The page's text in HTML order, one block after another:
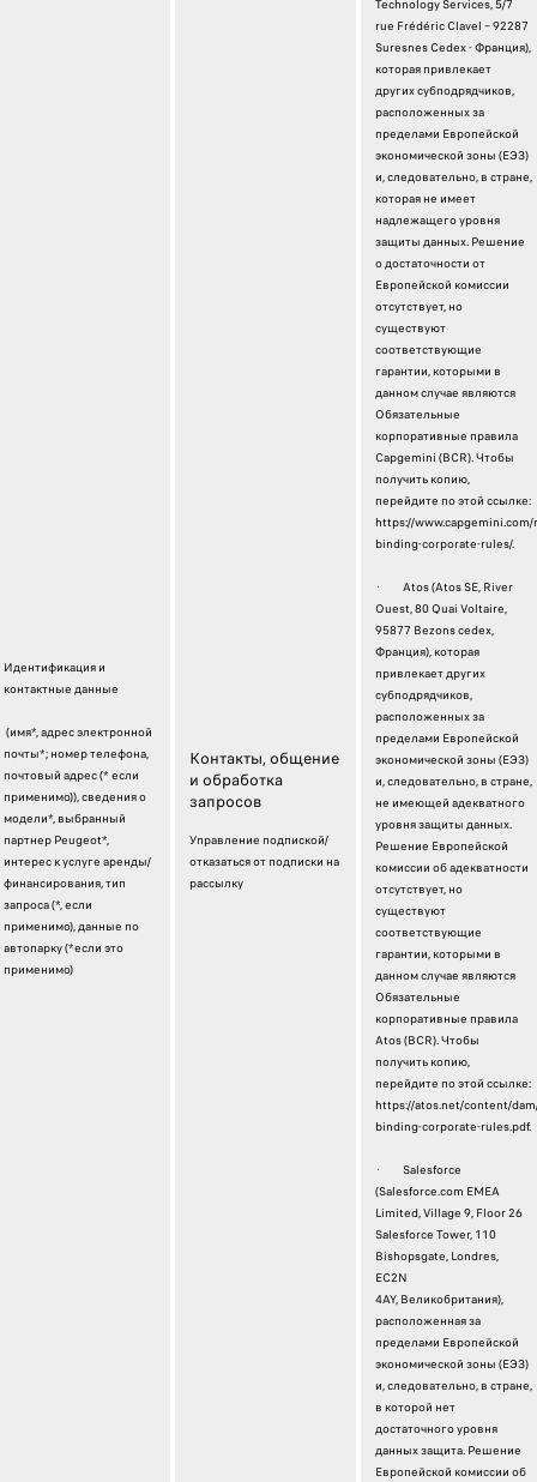
Идентификация и
контактные данные
(имя*, адрес электронной
почты*; номер телефона,
почтовый адрес (* если
применимо)), сведения о
модели*, выбранный
партнер Peugeot*,
интерес к услуге аренды/
финансирования, тип
запроса (*, если
применимо), данные по
автопарку (*если это
применимо)
Контакты, общение
и обработка
запросов
Управление подпиской/
отказаться от подписки на
рассылку
Technology Services, 5/7
rue Frédéric Clavel – 92287
Suresnes Cedex - Франция),
которая привлекает
других субподрядчиков,
расположенных за
пределами Европейской
экономической зоны (ЕЭЗ)
и, следовательно, в стране,
которая не имеет
надлежащего уровня
защиты данных. Решение
о достаточности от
Европейской комиссии
отсутствует, но
существуют
соответствующие
гарантии, которыми в
данном случае являются
Обязательные
корпоративные правила
Capgemini (BCR). Чтобы
получить копию,
перейдите по этой ссылке:
https://
binding-corporate-rules/.
· Atos (Atos SE, River
Ouest, 80 Quai Voltaire,
95877 Bezons cedex,
Франция), которая
привлекает других
субподрядчиков,
расположенных за
пределами Европейской
экономической зоны (ЕЭЗ)
и, следовательно, в стране,
не имеющей адекватного
уровня защиты данных.
Решение Европейской
комиссии об адекватности
отсутствует, но
существуют
соответствующие
гарантии, которыми в
данном случае являются
Обязательные
корпоративные правила
Atos (BCR). Чтобы
получить копию,
перейдите по этой ссылке:
https://atos.net/content/
binding-corporate-rules.pdf.
· Salesforce
(Salesforce.com EMEA
Limited, Village 9, Floor 26
Salesforce Tower, 110
Bishopsgate, Londres,
EC2N
4AY, Великобритания),
расположенная за
пределами Европейской
экономической зоны (ЕЭЗ)
и, следовательно, в стране,
в которой нет
достаточного уровня
данных защита. Решение
Европейской комиссии об